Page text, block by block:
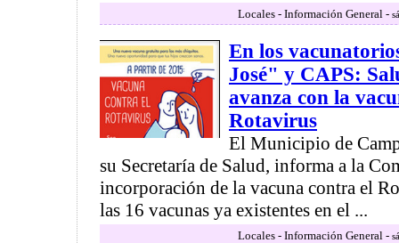
Locales - Información General -
En los
José" y CAPS:
avanza con la
Rotavirus
El Municipio de
su Secretaría de Salud, informa a la
incorporación de la vacuna contra el
las 16 vacunas ya existentes en el ...
Locales - Información General -